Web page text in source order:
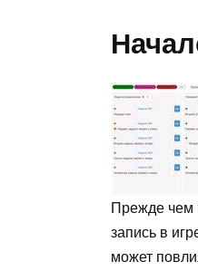
Прежде чем
запись в
может